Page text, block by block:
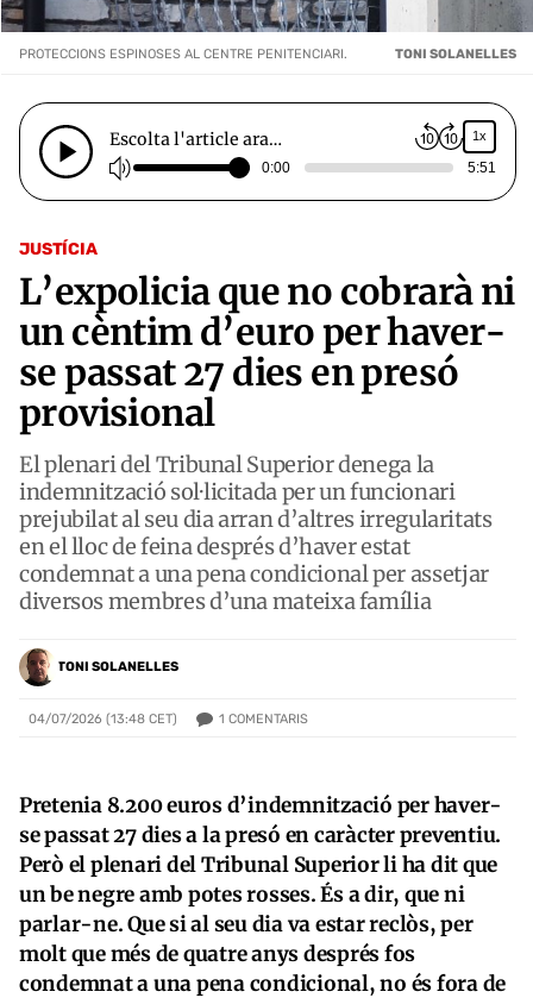
JUSTÍCIA
L’expolicia que no cobrarà ni
un cèntim d’euro per haver-
se passat 27 dies en presó
provisional
El plenari del Tribunal Superior denega la
indemnització sol·licitada per un funcionari
prejubilat al seu dia arran d’altres irregularitats
en el lloc de feina després d’haver estat
condemnat a una pena condicional per assetjar
diversos membres d’una mateixa família
TONI SOLANELLES
04/07/2026 (13:48 CET) 1 COMENTARIS
PROTECCIONS ESPINOSES AL CENTRE PENITENCIARI. TONI SOLANELLES
Escolta l'article ara… 1x
0:00 5:51
Pretenia 8.200 euros d’indemnització per haver-
se passat 27 dies a la presó en caràcter preventiu.
Però el plenari del Tribunal Superior li ha dit que
un be negre amb potes rosses. És a dir, que ni
parlar-ne. Que si al seu dia va estar reclòs, per
molt que més de quatre anys després fos
condemnat a una pena condicional, no és fora de